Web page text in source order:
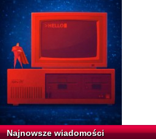
Najnowsze wiadomości